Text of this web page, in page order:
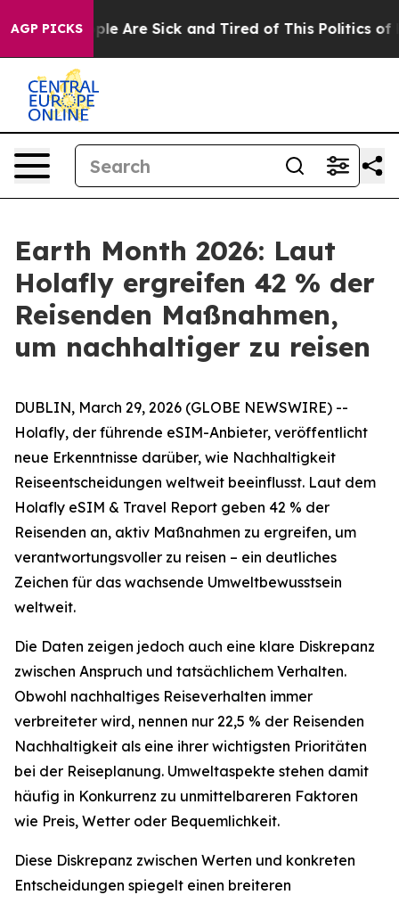
AGP PICKS
“People Are Sick and Tired of This Politics of
Earth Month 2026: Laut
Holafly ergreifen 42 % der
Reisenden Maßnahmen,
um nachhaltiger zu reisen
DUBLIN, March 29, 2026 (GLOBE NEWSWIRE) --
Holafly, der führende eSIM-Anbieter, veröffentlicht
neue Erkenntnisse darüber, wie Nachhaltigkeit
Reiseentscheidungen weltweit beeinflusst. Laut dem
Holafly eSIM & Travel Report geben 42 % der
Reisenden an, aktiv Maßnahmen zu ergreifen, um
verantwortungsvoller zu reisen – ein deutliches
Zeichen für das wachsende Umweltbewusstsein
weltweit.
Die Daten zeigen jedoch auch eine klare Diskrepanz
zwischen Anspruch und tatsächlichem Verhalten.
Obwohl nachhaltiges Reiseverhalten immer
verbreiteter wird, nennen nur 22,5 % der Reisenden
Nachhaltigkeit als eine ihrer wichtigsten Prioritäten
bei der Reiseplanung. Umweltaspekte stehen damit
häufig in Konkurrenz zu unmittelbareren Faktoren
wie Preis, Wetter oder Bequemlichkeit.
Diese Diskrepanz zwischen Werten und konkreten
Entscheidungen spiegelt einen breiteren